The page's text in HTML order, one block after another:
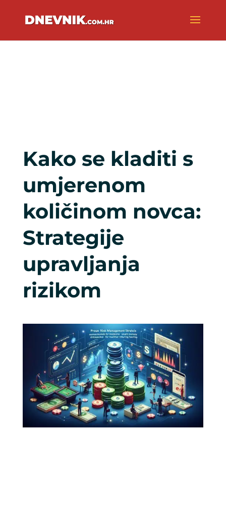
Kako se kladiti s
umjerenom
količinom novca:
Strategije
upravljanja
rizikom